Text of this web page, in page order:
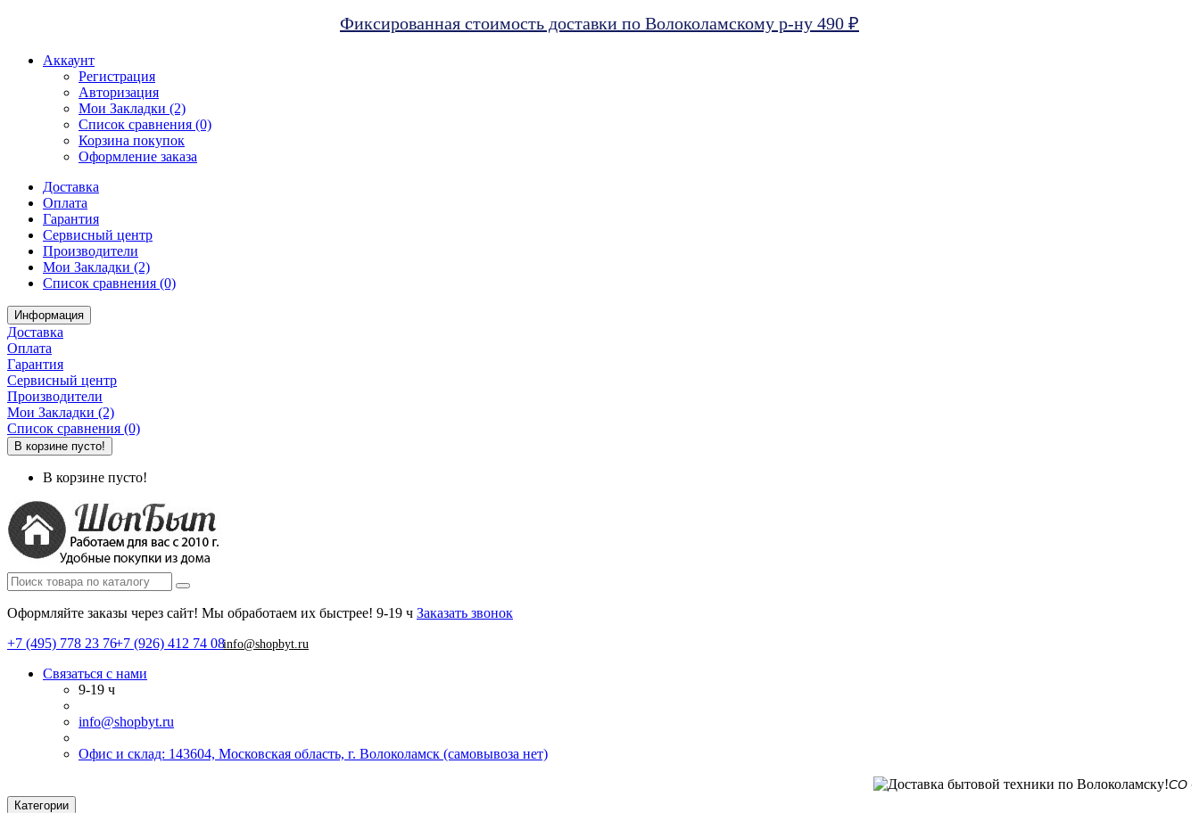
Фиксированная стоимость доставки по Волоколамскому р-ну 490 ₽
Аккаунт
Регистрация
Авторизация
Мои Закладки (2)
Список сравнения (0)
Корзина покупок
Оформление заказа
Доставка
Оплата
Гарантия
Сервисный центр
Производители
Мои Закладки (2)
Список сравнения (0)
Информация
Доставка
Оплата
Гарантия
Сервисный центр
Производители
Мои Закладки (2)
Список сравнения (0)
В корзине пусто!
В корзине пусто!
Оформляйте заказы через сайт! Мы обработаем их быстрее! 9-19 ч Заказать звонок
+7 (495) 778 23 76+7 (926) 412 74 08info@shopbyt.ru
Связаться с нами
9-19 ч
info@shopbyt.ru
Офис и склад: 143604, Московская область, г. Волоколамск (самовывоза нет)
СО
Категории